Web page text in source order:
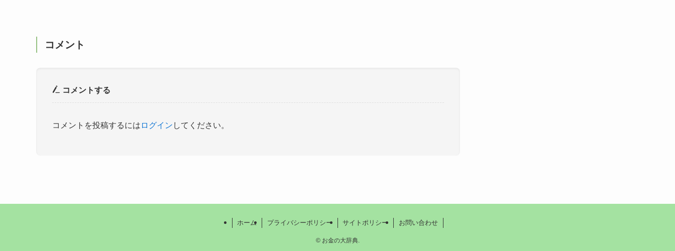
コメント
コメントする
コメントを投稿するには ログイン してください。
ホーム プライバシーポリシー サイトポリシー お問い合わせ
©お金の大辞典.